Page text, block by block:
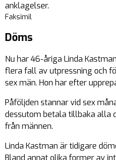
anklagelser.
Faksimil
Döms
Nu har 46-åriga Linda
flera fall av utpressning och
sex män. Hon har efter
Påföljden stannar vid sex
dessutom betala tillbaka alla
från männen.
Linda Kastman är tidigare
Bland annat olika former av